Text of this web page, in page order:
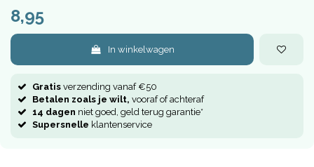
8,95
In winkelwagen
Gratis verzending vanaf €50
Betalen zoals je wilt, vooraf of achteraf
14 dagen niet goed, geld terug garantie*
Supersnelle klantenservice